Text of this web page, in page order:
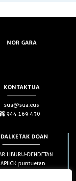
NOR GARA
KONTAKTUA
sua@sua.eus
944 169 430
DOAN
LIBURU-DENDETAN
puntuetan